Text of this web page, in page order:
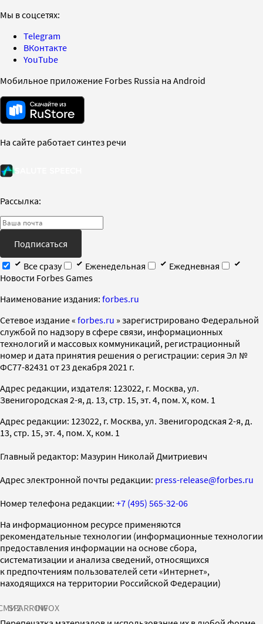
Мы в соцсетях:
Telegram
ВКонтакте
YouTube
Мобильное приложение Forbes Russia на Android
На сайте работает синтез речи
Рассылка:
Подписаться
Все сразу
Еженедельная
Ежедневная
Новости Forbes Games
Наименование издания: forbes.ru
Cетевое издание « forbes.ru » зарегистрировано Федеральной
службой по надзору в сфере связи, информационных
технологий и массовых коммуникаций, регистрационный
номер и дата принятия решения о регистрации: серия Эл №
ФС77-82431 от 23 декабря 2021 г.
Адрес редакции, издателя: 123022, г. Москва, ул.
Звенигородская 2-я, д. 13, стр. 15, эт. 4, пом. X, ком. 1
Адрес редакции: 123022, г. Москва, ул. Звенигородская 2-я, д.
13, стр. 15, эт. 4, пом. X, ком. 1
Главный редактор: Мазурин Николай Дмитриевич
Адрес электронной почты редакции: press-release@forbes.ru
Номер телефона редакции: +7 (495) 565-32-06
На информационном ресурсе применяются
рекомендательные технологии (информационные технологии
предоставления информации на основе сбора,
систематизации и анализа сведений, относящихся
к предпочтениям пользователей сети «Интернет»,
находящихся на территории Российской Федерации)
SPARROWINFOX